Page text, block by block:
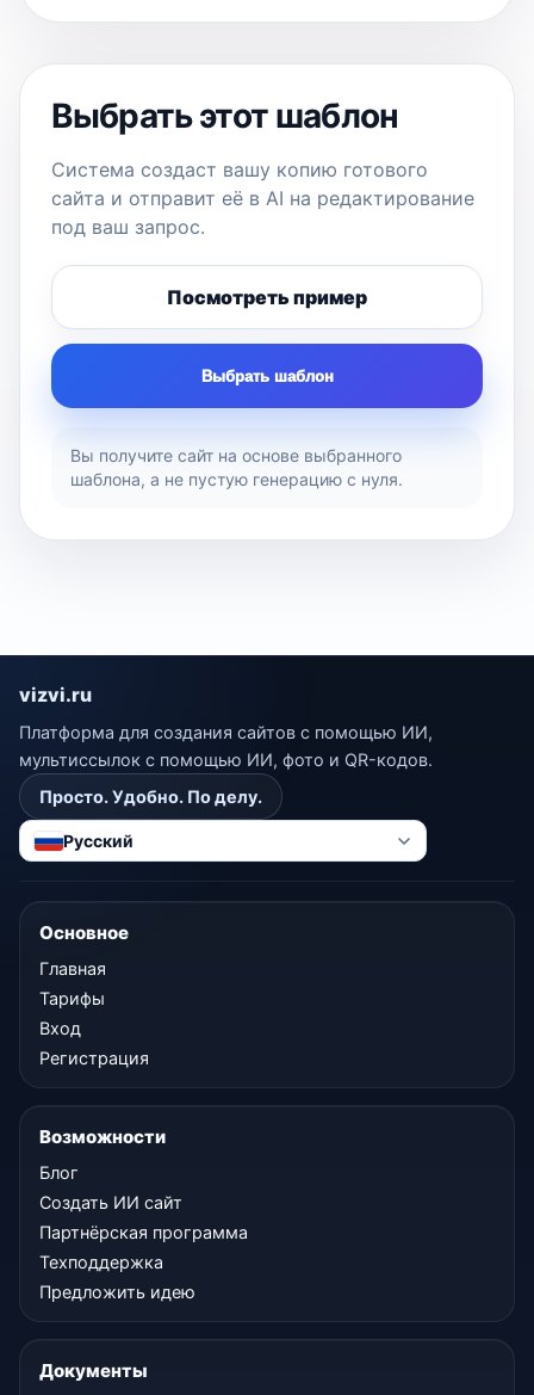
Выбрать этот шаблон
Система создаст вашу копию готового
сайта и отправит её в AI на редактирование
под ваш запрос.
Посмотреть пример
Выбрать шаблон
Вы получите сайт на основе выбранного
шаблона, а не пустую генерацию с нуля.
vizvi.ru
Платформа для создания сайтов с помощью ИИ,
мультиссылок с помощью ИИ, фото и QR-кодов.
Просто. Удобно. По делу.
Русский
Основное
Главная
Тарифы
Вход
Регистрация
Возможности
Блог
Создать ИИ сайт
Партнёрская программа
Техподдержка
Предложить идею
Документы